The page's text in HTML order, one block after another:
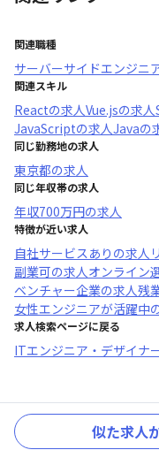
関連職種
サーバーサイドエンジニ
関連スキル
Reactの求人Vue.jsの求人
JavaScriptの求人Javaの
同じ勤務地の求人
東京都の求人
同じ年収帯の求人
年収700万円の求人
特徴が近い求人
自社サービスあり の求人
副業可の求人オンライン
ベンチャー企業の求人残
女性エンジニアが活躍中
求人検索ページに戻る
ITエンジニア・デザイナ
似た求人